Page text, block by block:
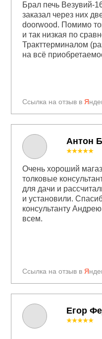
Антон
Ссылка на отзыв в Я
Брал печь Везувий-
заказал через них
doorwood. Помимо
и так низкая по
Тракттерминалом
на всё
Ссылка на отзыв в Я
★★★★★
Очень хороший
толковые
для дачи и
и установили.
консультанту
всем.
Егор
★★★★★